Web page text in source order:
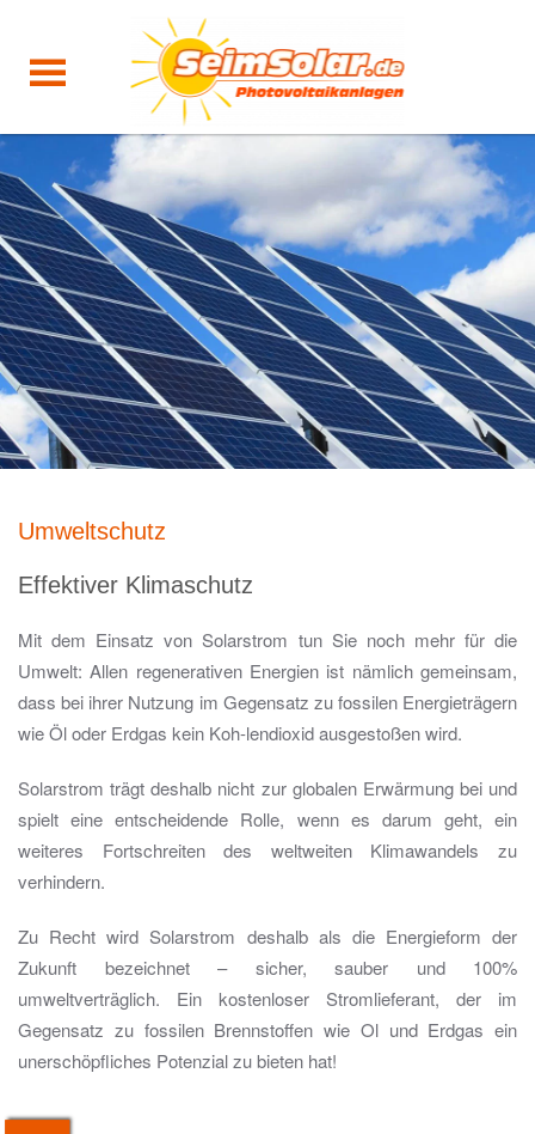
Umweltschutz
Effektiver Klimaschutz
Mit dem Einsatz von Solarstrom tun Sie noch mehr für die
Umwelt: Allen regenerativen Energien ist nämlich gemeinsam,
dass bei ihrer Nutzung im Gegensatz zu fossilen Energieträgern
wie Öl oder Erdgas kein Koh-lendioxid ausgestoßen wird.
Solarstrom trägt deshalb nicht zur globalen Erwärmung bei und
spielt eine entscheidende Rolle, wenn es darum geht, ein
weiteres Fortschreiten des weltweiten Klimawandels zu
verhindern.
Zu Recht wird Solarstrom deshalb als die Energieform der
Zukunft bezeichnet – sicher, sauber und 100%
umweltverträglich. Ein kostenloser Stromlieferant, der im
Gegensatz zu fossilen Brennstoffen wie Ol und Erdgas ein
unerschöpfliches Potenzial zu bieten hat!